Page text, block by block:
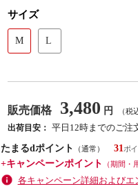
サイズ
M L
販売価格 3,480 円 （税
出荷目安： 平日12時までのご注
たまるdポイント
（通常）
31
+キャンペーンポイント
（期間・
各キャンペーン詳細およびエ